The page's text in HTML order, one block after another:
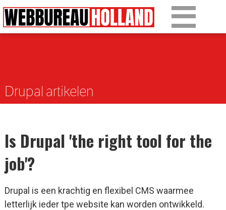
Drupal artikelen
Artikelen
Contact
Is Drupal 'the right tool for the
job'?
Drupal is een krachtig en flexibel CMS waarmee
letterlijk ieder tpe website kan worden ontwikkeld.